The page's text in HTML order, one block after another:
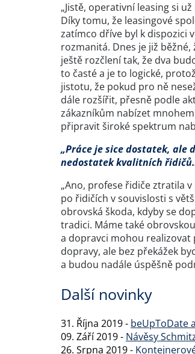
„Jistě, operativní leasing si
Díky tomu, že leasingové
zatímco dříve byl k dispozici
rozmanitá. Dnes je již
ještě rozčlení tak, že dva
to časté a je to logické,
jistotu, že pokud pro ně
dále rozšířit, přesně podle
zákazníkům nabízet
připravit široké spektrum
„Práce je sice dostatek, ale
nedostatek kvalitních
„Ano, profese řidiče ztratila
po řidičích v souvislosti s
obrovská škoda, kdyby se
tradici. Máme také
a dopravci mohou
dopravy, ale bez překážek
a budou nadále úspěšně
Další novinky
31. Října 2019 - beUpToDate
09. Září 2019 - Návěsy
26. Srpna 2019 -